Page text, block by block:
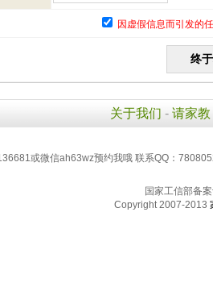
因虚假信息而引发的
关于我们 - 请家教
或微信ah63wz预约我哦 联系QQ：
国家工信部备
Copyright 2007-2013